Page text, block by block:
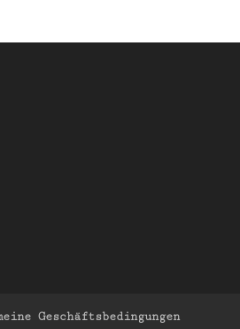
Geschäftsbedingungen